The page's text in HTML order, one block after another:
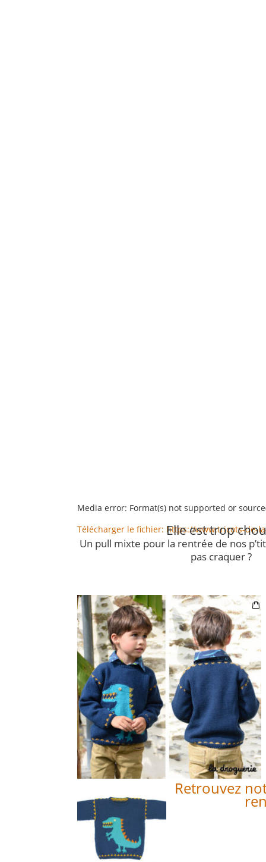
Media error: Format(s) not supported or
Télécharger le fichier: https://www.tricots-de-
Elle est trop
Un pull mixte pour la rentrée de nos
pas craquer ?
Retrouvez